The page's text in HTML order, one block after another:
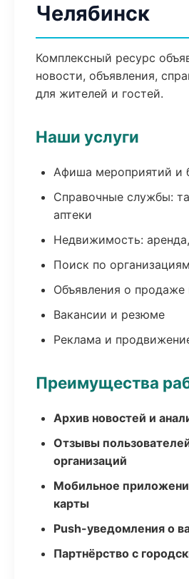
Челябинск
Комплексный ресурс
новости, объявления,
для жителей и гостей.
Наши услуги
Афиша мероприятий и
Справочные службы:
аптеки
Недвижимость:
Поиск по
Объявления о продаже
Вакансии и резюме
Реклама и
Преимущества
Архив новостей и
Отзывы
организаций
Мобильное
карты
Push-уведомления о
Партнёрство с